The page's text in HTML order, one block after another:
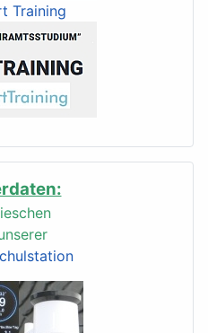
Training